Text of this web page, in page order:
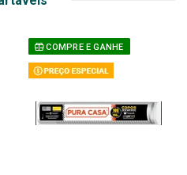
COMPRE E GANHE